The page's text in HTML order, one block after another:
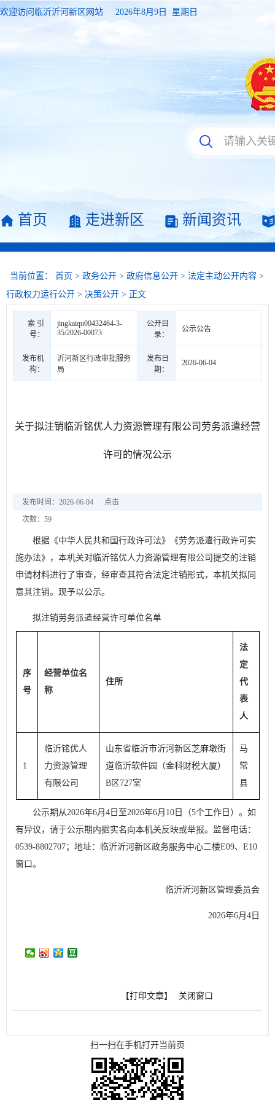
欢迎访问临沂沂河新区网站 2026年8月9日 星期日
首页 走进新区 新闻资讯
当前位置： 首页 > 政务公开 > 政府信息公开 > 法定主动公开内容 >
行政权力运行公开 > 决策公开 > 正文
索 引
号：
jingkaiqu00432464-3-
35/2026-00073
公开目
录：
公示公告
发布机
构：
沂河新区行政审批服务
局
发布日
期：
2026-06-04
关于拟注销临沂铭优人力资源管理有限公司劳务派遣经营
许可的情况公示
发布时间：2026-06-04
点击
次数： 59
根据《中华人民共和国行政许可法》《劳务派遣行政许可实
施办法》，本机关对临沂铭优人力资源管理有限公司提交的注销
申请材料进行了审查，经审查其符合法定注销形式，本机关拟同
意其注销。现予以公示。
拟注销劳务派遣经营许可单位名单
序
号
经营单位名
称
住所
法
定
代
表
人
1
临沂铭优人
力资源管理
有限公司
山东省临沂市沂河新区芝麻墩街
道临沂软件园（金科财税大厦）
B区727室
马
常
县
公示期从2026年6月4日至2026年6月10日（5个工作日）。如
有异议，请于公示期内据实名向本机关反映或举报。监督电话：
0539-8802707；地址：临沂沂河新区政务服务中心二楼E09、E10
窗口。
临沂沂河新区管理委员会
2026年6月4日
【打印文章】 关闭窗口
扫一扫在手机打开当前页